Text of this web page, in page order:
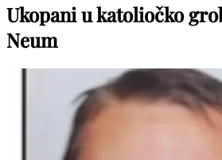
Ukopani u katoliočko
Neum